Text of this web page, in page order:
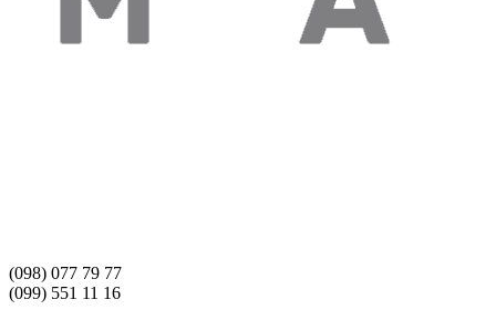
(098) 077 79 77
(099) 551 11 16